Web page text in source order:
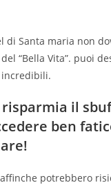
Santa maria non
“Bella Vita”. puoi
incredibili.
il
ben
potrebbero